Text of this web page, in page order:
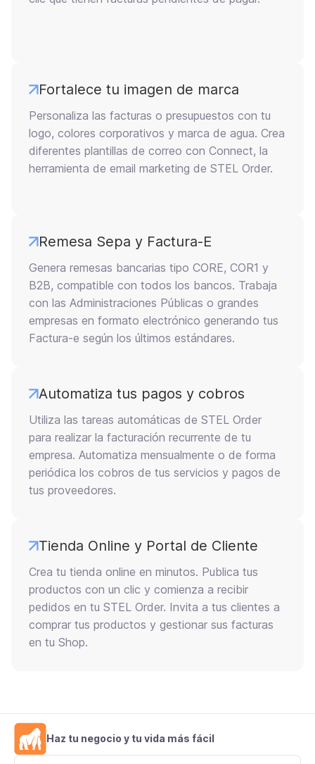
Fortalece tu imagen de marca
Personaliza las facturas o presupuestos con tu
logo, colores corporativos y marca de agua. Crea
diferentes plantillas de correo con Connect, la
herramienta de email marketing de STEL Order.
Remesa Sepa y Factura-E
Genera remesas bancarias tipo CORE, COR1 y
B2B, compatible con todos los bancos. Trabaja
con las Administraciones Públicas o grandes
empresas en formato electrónico generando tus
Factura-e según los últimos estándares.
Automatiza tus pagos y cobros
Utiliza las tareas automáticas de STEL Order
para realizar la facturación recurrente de tu
empresa. Automatiza mensualmente o de forma
periódica los cobros de tus servicios y pagos de
tus proveedores.
Tienda Online y Portal de Cliente
Crea tu tienda online en minutos. Publica tus
productos con un clic y comienza a recibir
pedidos en tu STEL Order. Invita a tus clientes a
comprar tus productos y gestionar sus facturas
en tu Shop.
Haz tu negocio y tu vida más fácil